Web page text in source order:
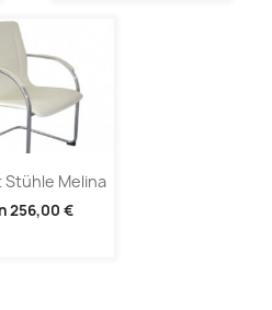
Stühle Melina
256,00 €